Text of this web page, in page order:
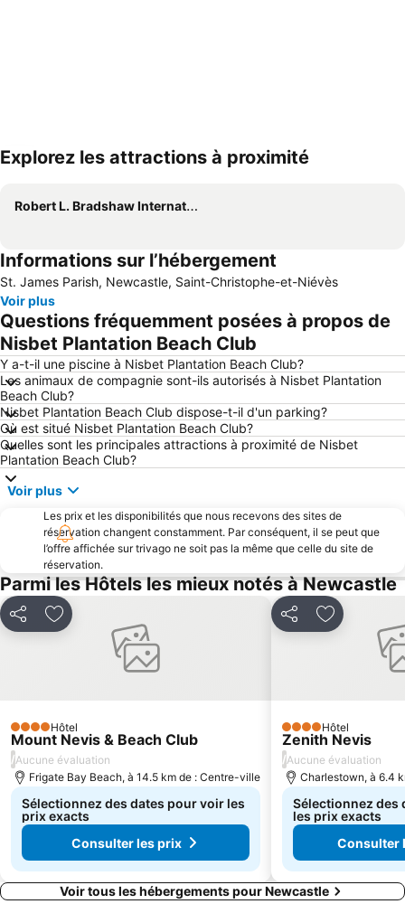
Explorez les attractions à proximité
Robert L. Bradshaw International Airport
Informations sur l’hébergement
St. James Parish, Newcastle, Saint-Christophe-et-Niévès
Voir plus
Questions fréquemment posées à propos de
Nisbet Plantation Beach Club
Y a-t-il une piscine à Nisbet Plantation Beach Club?
Les animaux de compagnie sont-ils autorisés à Nisbet Plantation
Beach Club?
Nisbet Plantation Beach Club dispose-t-il d'un parking?
Où est situé Nisbet Plantation Beach Club?
Quelles sont les principales attractions à proximité de Nisbet
Plantation Beach Club?
Voir plus
Les prix et les disponibilités que nous recevons des sites de
réservation changent constamment. Par conséquent, il se peut que
l’offre affichée sur trivago ne soit pas la même que celle du site de
réservation.
Parmi les Hôtels les mieux notés à Newcastle
PartagerAjouter à mes favoris
4 ÉtoilesHôtel
Mount Nevis & Beach Club
/Aucune évaluation
Frigate Bay Beach, à 14.5 km de : Centre-ville
Sélectionnez des dates pour voir les
prix exacts
Consulter les prix
PartagerAjouter à
4 ÉtoilesHôtel
Zenith Nevis
/Aucune évaluation
Charlestown, à 6.4
Sélectionnez des
les prix exacts
Consulter
Voir tous les hébergements pour Newcastle